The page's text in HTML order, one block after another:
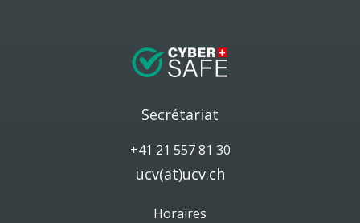
Secrétariat
+41 21 557 81 30
ucv(at)ucv.ch
Horaires